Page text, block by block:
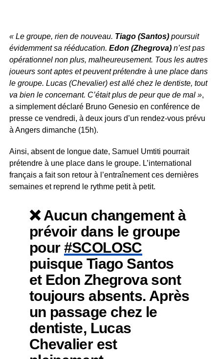
« Le groupe, rien de nouveau. Tiago (Santos)poursuit
évidemment sa rééducation. Edon (Zhegrova)n’est pas
opérationnel non plus, malheureusement. Tous les autres
joueurs sont aptes et peuvent prétendre à une place dans
le groupe. Lucas (Chevalier) est allé chez le dentiste, tout
va bien le concernant. C’était plus de peur que de mal »,
a simplement déclaré Bruno Genesio en conférence de
presse ce vendredi, à deux jours d’un rendez-vous prévu
à Angers dimanche (15h).
Ainsi, absent de longue date, Samuel Umtiti pourrait
prétendre à une place dans le groupe. L’international
français a fait son retour à l’entraînement ces dernières
semaines et reprend le rythme petit à petit.
❌ Aucun changement à
prévoir dans le groupe
pour #SCOLOSC
puisque Tiago Santos
et Edon Zhegrova sont
toujours absents. Après
un passage chez le
dentiste, Lucas
Chevalier est